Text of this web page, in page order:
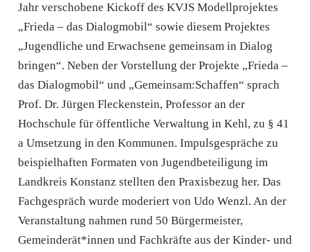
Jahr verschobene Kickoff des KVJS Modellprojektes
„Frieda – das Dialogmobil“ sowie diesem Projektes
„Jugendliche und Erwachsene gemeinsam in Dialog
bringen“. Neben der Vorstellung der Projekte „Frieda –
das Dialogmobil“ und „Gemeinsam:Schaffen“ sprach
Prof. Dr. Jürgen Fleckenstein, Professor an der
Hochschule für öffentliche Verwaltung in Kehl, zu § 41
a Umsetzung in den Kommunen. Impulsgespräche zu
beispielhaften Formaten von Jugendbeteiligung im
Landkreis Konstanz stellten den Praxisbezug her. Das
Fachgespräch wurde moderiert von Udo Wenzl. An der
Veranstaltung nahmen rund 50 Bürgermeister,
Gemeinderät*innen und Fachkräfte aus der Kinder- und